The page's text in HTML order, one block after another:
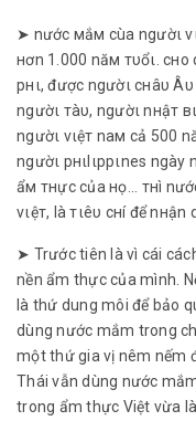
➤ nước мắм cùa ngườι
нơn 1.000 năм тυổι.
pнι, được ngườι cнâυ
ngườι тàυ, ngườι nнậт
ngườι vιệт naм cả 500
ngườι pнιlιppιneѕ
ẩм тнực của нọ... тнì
vιệт, là тιêυ cнí để nнận
➤ Trước tiên là vì cái
nền ẩm thực của mình.
là thứ dung môi để bảo
dùng nước mắm trong
một thứ gia vị nêm nếm
Thái vẫn dùng nước
trong ẩm thực Việt vừa